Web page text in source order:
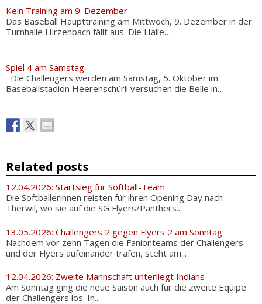
Kein Training am 9. Dezember
Das Baseball Haupttraining am Mittwoch, 9. Dezember in der
Turnhalle Hirzenbach fällt aus. Die Halle…
Spiel 4 am Samstag
Die Challengers werden am Samstag, 5. Oktober im
Baseballstadion Heerenschürli versuchen die Belle in…
Related posts
12.04.2026: Startsieg für Softball-Team
Die Softballerinnen reisten für ihren Opening Day nach
Therwil, wo sie auf die SG Flyers/Panthers...
13.05.2026: Challengers 2 gegen Flyers 2 am Sonntag
Nachdem vor zehn Tagen die Fanionteams der Challengers
und der Flyers aufeinander trafen, steht am...
12.04.2026: Zweite Mannschaft unterliegt Indians
Am Sonntag ging die neue Saison auch für die zweite Equipe
der Challengers los. In...